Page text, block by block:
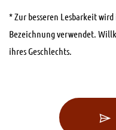
* Zur besseren Lesbarkeit
Bezeichnung verwendet.
ihres Geschlechts.